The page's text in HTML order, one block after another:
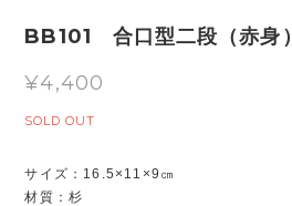
BB101 合口型二段（赤身）
¥4,400
SOLD OUT
サイズ：16.5×11×9㎝
材質：杉